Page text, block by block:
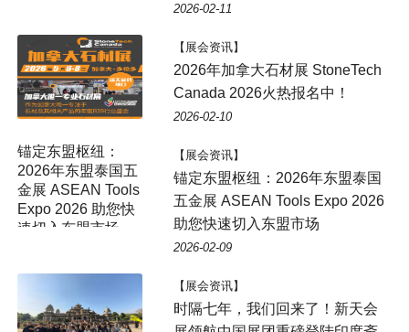
2026-02-11
【展会资讯】
2026年加拿大石材展 StoneTech
Canada 2026火热报名中！
2026-02-10
锚定东盟枢纽：
2026年东盟泰国五
金展 ASEAN Tools
Expo 2026 助您快
速切入东盟市场
【展会资讯】
锚定东盟枢纽：2026年东盟泰国
五金展 ASEAN Tools Expo 2026
助您快速切入东盟市场
2026-02-09
【展会资讯】
时隔七年，我们回来了！新天会